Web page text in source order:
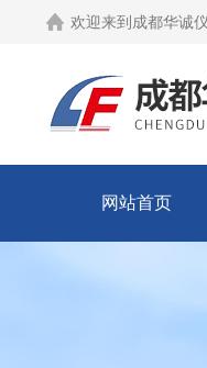
欢迎来到 成都华诚
网站首页